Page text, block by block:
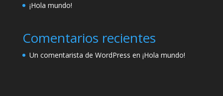
¡Hola mundo!
Comentarios recientes
Un comentarista de WordPress en ¡Hola mundo!